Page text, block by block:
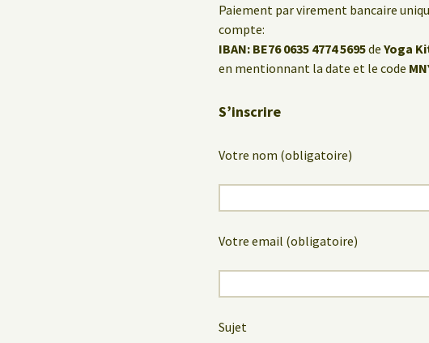
Paiement par virement bancaire
compte:
IBAN: BE76 0635 4774 5695de Yoga
en mentionnant la date et le code
S’inscrire
Votre nom (obligatoire)
Votre email (obligatoire)
Sujet